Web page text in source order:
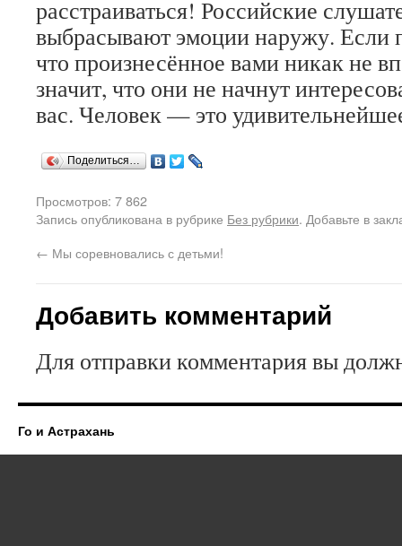
расстраиваться! Российские
выбрасывают эмоции наружу. Если
что произнесённое вами никак не
значит, что они не начнут
вас. Человек — это
Поделиться…
Просмотров: 7 862
Запись опубликована в рубрике Без рубрики. Добавьте в
← Мы соревновались с детьми!
Добавить комментарий
Для отправки комментария вы
Го и Астрахань